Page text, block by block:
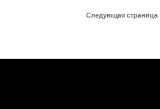
Следующая страница